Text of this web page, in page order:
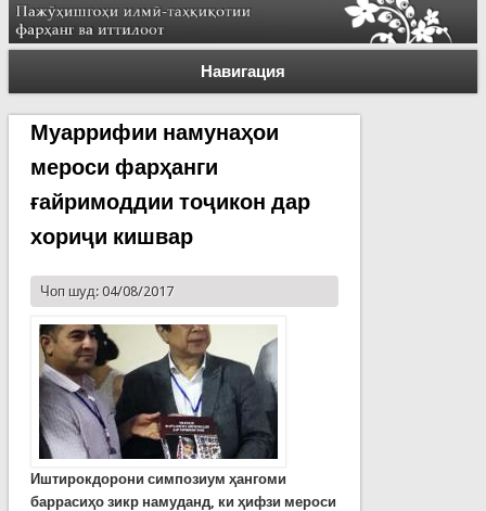
Навигация
Муаррифии намунаҳои
мероси фарҳанги
ғайримоддии тоҷикон дар
хориҷи кишвар
Чоп шуд: 04/08/2017
Иштирокдорони симпозиум ҳангоми
баррасиҳо зикр намуданд, ки ҳифзи мероси